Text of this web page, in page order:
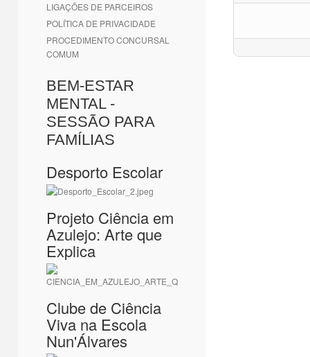
LIGAÇÕES DE PARCEIROS
POLÍTICA DE PRIVACIDADE
PROCEDIMENTO CONCURSAL
COMUM
BEM-ESTAR
MENTAL -
SESSÃO PARA
FAMÍLIAS
Desporto Escolar
Projeto Ciência em
Azulejo: Arte que
Explica
Clube de Ciência
Viva na Escola
Nun'Álvares